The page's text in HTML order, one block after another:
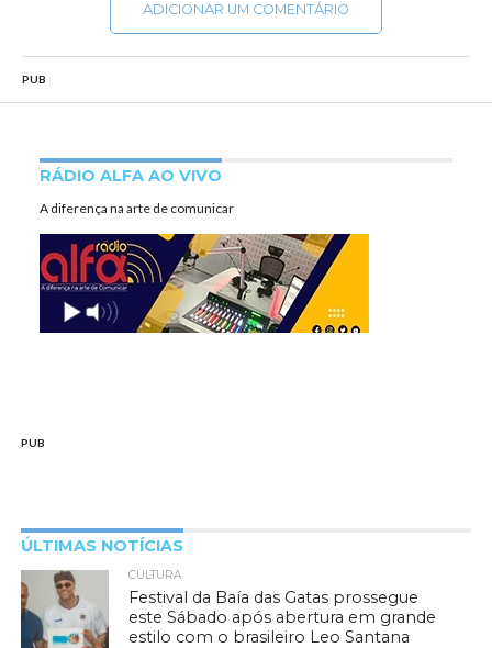
ADICIONAR UM COMENTÁRIO
PUB
RÁDIO ALFA AO VIVO
A diferença na arte de comunicar
PUB
ÚLTIMAS NOTÍCIAS
CULTURA
Festival da Baía das Gatas prossegue
este Sábado após abertura em grande
estilo com o brasileiro Leo Santana